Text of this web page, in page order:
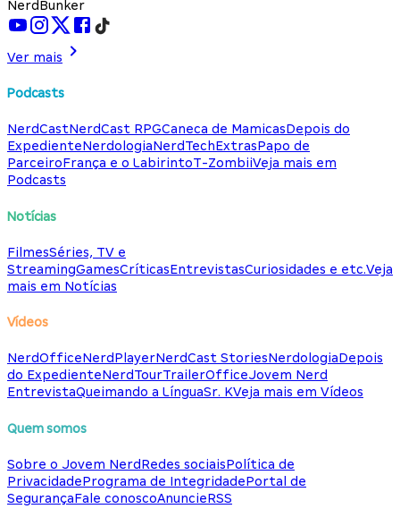
NerdBunker
Ver mais
Podcasts
NerdCastNerdCast RPGCaneca de MamicasDepois do
ExpedienteNerdologiaNerdTechExtrasPapo de
ParceiroFrança e o LabirintoT-ZombiiVeja mais em
Podcasts
Notícias
FilmesSéries, TV e
StreamingGamesCríticasEntrevistasCuriosidades e etc.Veja
mais em Notícias
Vídeos
NerdOfficeNerdPlayerNerdCast StoriesNerdologiaDepois
do ExpedienteNerdTourTrailerOfficeJovem Nerd
EntrevistaQueimando a LínguaSr. KVeja mais em Vídeos
Quem somos
Sobre o Jovem NerdRedes sociaisPolítica de
PrivacidadePrograma de IntegridadePortal de
SegurançaFale conoscoAnuncieRSS